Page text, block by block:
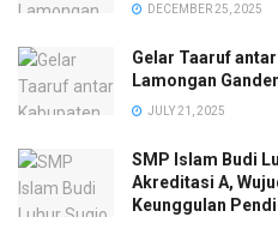
DECEMBER 25, 2025
Gelar Taaruf
Lamongan
JULY 21, 2025
SMP Islam Budi
Akreditasi A,
Keunggulan